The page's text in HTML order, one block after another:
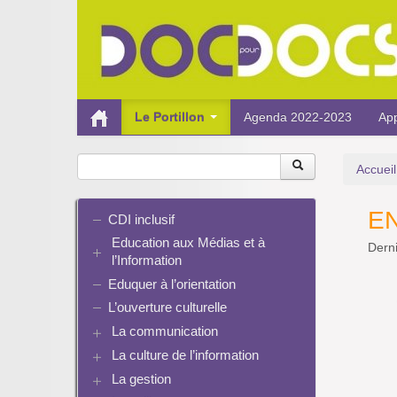
Le Portillon Agenda 2022-2023
Accueil
CDI inclusif
Education aux Médias et à
l’Information
EMI et translittératie
La culture de la participation
Identité / Présence numérique /
Traces
Eduquer à l’orientation
L’ouverture culturelle
La communication
Plaquettes de communication
Présence numérique du CDI
La culture de l’information
Ressources pour penser une
La gestion